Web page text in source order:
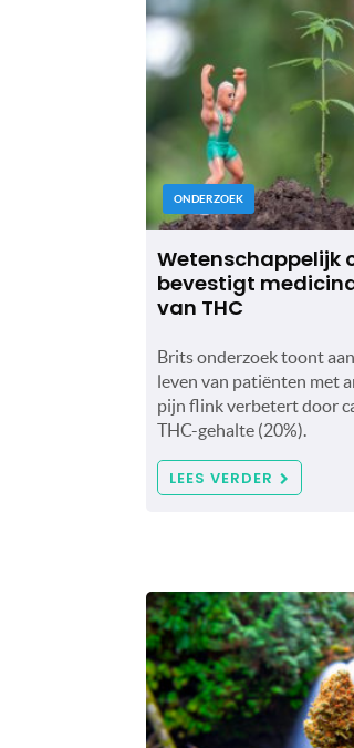
ONDERZOEK
Wetenschappelijk
bevestigt
van THC
Brits onderzoek toont
leven van patiënten met
pijn flink verbetert door
THC-gehalte (20%).
LEES VERDER